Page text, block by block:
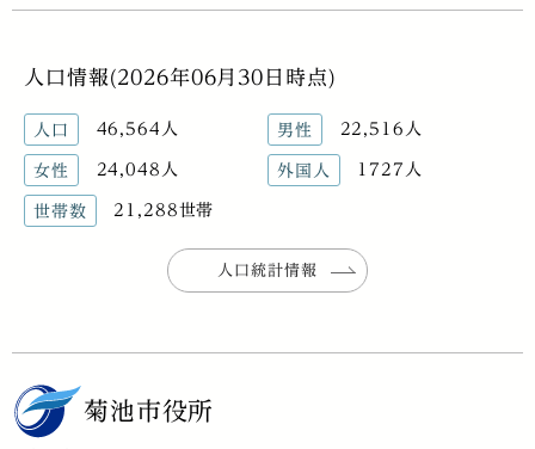
人口情報(2026年06月30日時点)
人口 46,564人 男性 22,516人
女性 24,048人 外国人 1727人
世帯数 21,288世帯
人口統計情報
菊池市役所